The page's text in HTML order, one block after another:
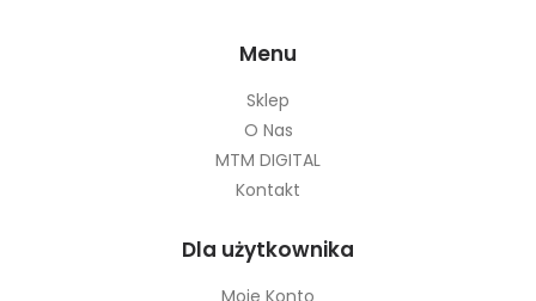
Menu
Sklep
O Nas
MTM DIGITAL
Kontakt
Dla użytkownika
Moje Konto